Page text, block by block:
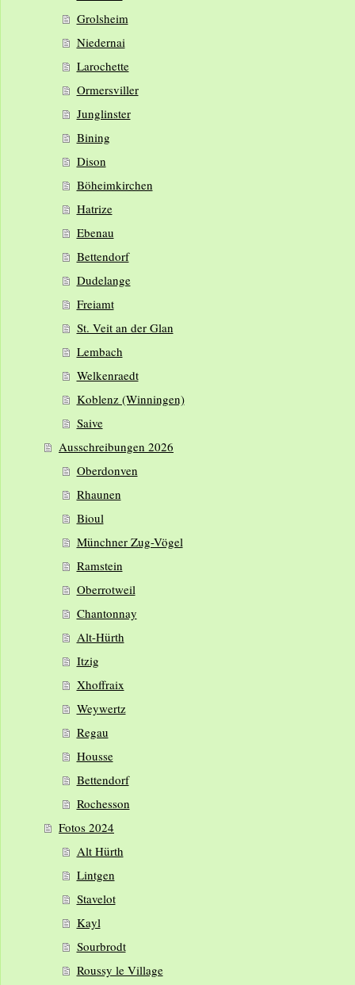
Grolsheim
Niedernai
Larochette
Ormersviller
Junglinster
Bining
Dison
Böheimkirchen
Hatrize
Ebenau
Bettendorf
Dudelange
Freiamt
St. Veit an der Glan
Lembach
Welkenraedt
Koblenz (Winningen)
Saive
Ausschreibungen 2026
Oberdonven
Rhaunen
Bioul
Münchner Zug-Vögel
Ramstein
Oberrotweil
Chantonnay
Alt-Hürth
Itzig
Xhoffraix
Weywertz
Regau
Housse
Bettendorf
Rochesson
Fotos 2024
Alt Hürth
Lintgen
Stavelot
Kayl
Sourbrodt
Roussy le Village